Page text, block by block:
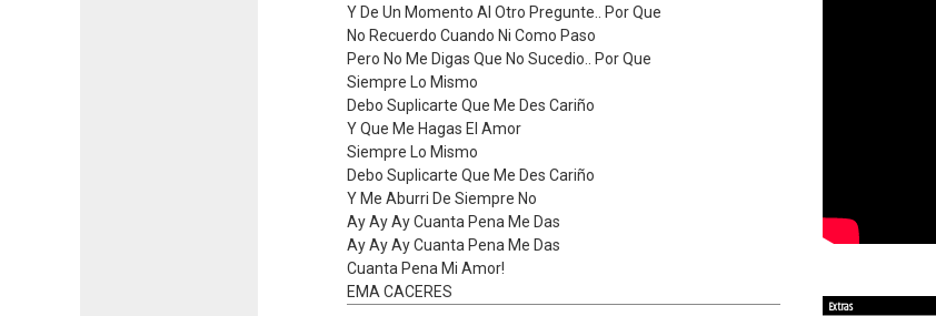
Y De Un Momento Al Otro Pregunte.. Por Que
No Recuerdo Cuando Ni Como Paso
Pero No Me Digas Que No Sucedio.. Por Que
Siempre Lo Mismo
Debo Suplicarte Que Me Des Cariño
Y Que Me Hagas El Amor
Siempre Lo Mismo
Debo Suplicarte Que Me Des Cariño
Y Me Aburri De Siempre No
Ay Ay Ay Cuanta Pena Me Das
Ay Ay Ay Cuanta Pena Me Das
Cuanta Pena Mi Amor!
EMA CACERES
Extras